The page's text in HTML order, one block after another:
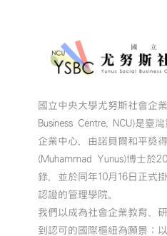
國立中央大學尤努斯社會企
Business Centre, NCU)是臺
企業中心，由諾貝爾和平獎
(Muhammad Yunus)博士於
錄，並於同年10月16日正式
認證的管理學院。
我們以成為社會企業教育、
到認可的國際樞紐為願景；